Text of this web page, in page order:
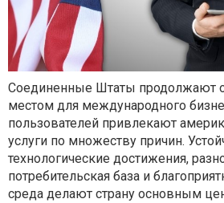
Соединенные Штаты продолжают
местом для международного
пользователей привлекают
услуги по множеству причин.
технологические достижения,
потребительская база и
среда делают страну основным